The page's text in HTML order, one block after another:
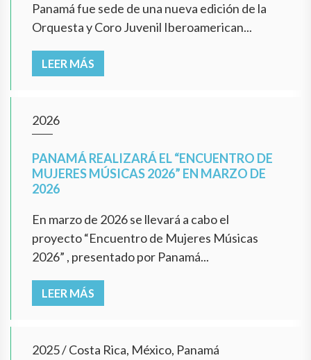
Panamá fue sede de una nueva edición de la
Orquesta y Coro Juvenil Iberoamerican...
LEER MÁS
2026
PANAMÁ REALIZARÁ EL “ENCUENTRO DE
MUJERES MÚSICAS 2026” EN MARZO DE
2026
En marzo de 2026 se llevará a cabo el
proyecto “Encuentro de Mujeres Músicas
2026” , presentado por Panamá...
LEER MÁS
2025/Costa Rica, México, Panamá